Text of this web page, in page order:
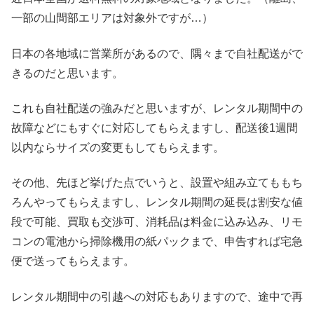
一部の山間部エリアは対象外ですが…）
日本の各地域に営業所があるので、隅々まで自社配送がで
きるのだと思います。
これも自社配送の強みだと思いますが、レンタル期間中の
故障などにもすぐに対応してもらえますし、配送後1週間
以内ならサイズの変更もしてもらえます。
その他、先ほど挙げた点でいうと、設置や組み立てももち
ろんやってもらえますし、レンタル期間の延長は割安な値
段で可能、買取も交渉可、消耗品は料金に込み込み、リモ
コンの電池から掃除機用の紙パックまで、申告すれば宅急
便で送ってもらえます。
レンタル期間中の引越への対応もありますので、途中で再